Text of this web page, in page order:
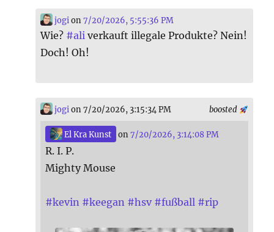
jogion7/20/2026, 5:55:36 PM
Wie? #ali verkauft illegale Produkte? Nein!
Doch! Oh!
boosted
jogion 7/20/2026, 3:15:34 PM
El Kra Kunst on7/20/2026, 3:14:08 PM
R. I. P.
Mighty Mouse
#kevin #keegan #hsv #fußball #rip